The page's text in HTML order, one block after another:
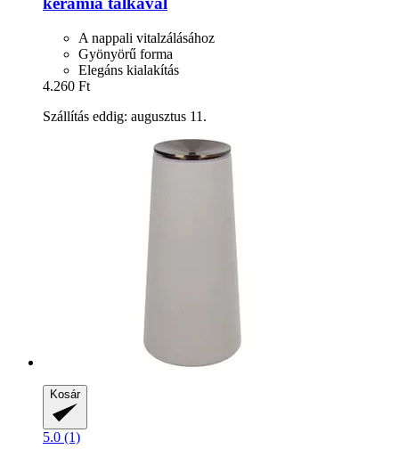
A nappali vitalzálásához
Gyönyörű forma
Elegáns kialakítás
4.260 Ft
Szállítás eddig: augusztus 11.
Kosár
5.0 (1)